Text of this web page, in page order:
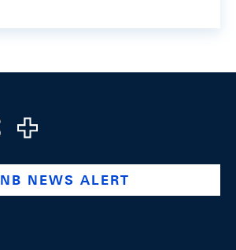
company/swiss-national-
www.youtube.com/@swissnationalbank
NEWS ALERT